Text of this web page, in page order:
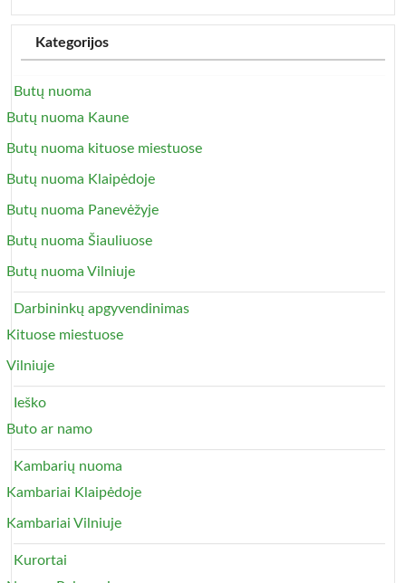
Kategorijos
Butų nuoma
Butų nuoma Kaune
Butų nuoma kituose miestuose
Butų nuoma Klaipėdoje
Butų nuoma Panevėžyje
Butų nuoma Šiauliuose
Butų nuoma Vilniuje
Darbininkų apgyvendinimas
Kituose miestuose
Vilniuje
Ieško
Buto ar namo
Kambarių nuoma
Kambariai Klaipėdoje
Kambariai Vilniuje
Kurortai